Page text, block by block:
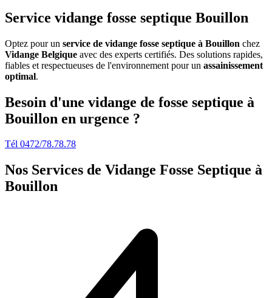
Service vidange fosse septique Bouillon
Optez pour un service de vidange fosse septique à Bouillon chez
Vidange Belgique avec des experts certifiés. Des solutions rapides,
fiables et respectueuses de l'environnement pour un assainissement
optimal.
Besoin d'une vidange de fosse septique à
Bouillon en urgence ?
Tél 0472/78.78.78
Nos Services de Vidange Fosse Septique à
Bouillon